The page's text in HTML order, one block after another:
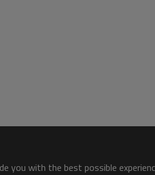
you with the best possible